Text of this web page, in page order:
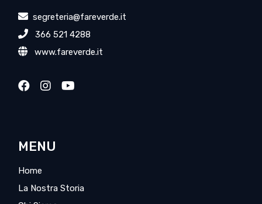
segreteria@fareverde.it
366 521 4288
www.fareverde.it
MENU
Home
La Nostra Storia